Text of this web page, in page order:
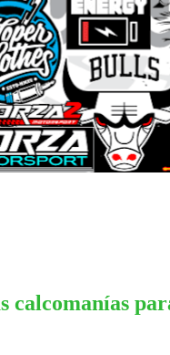
calcomanías